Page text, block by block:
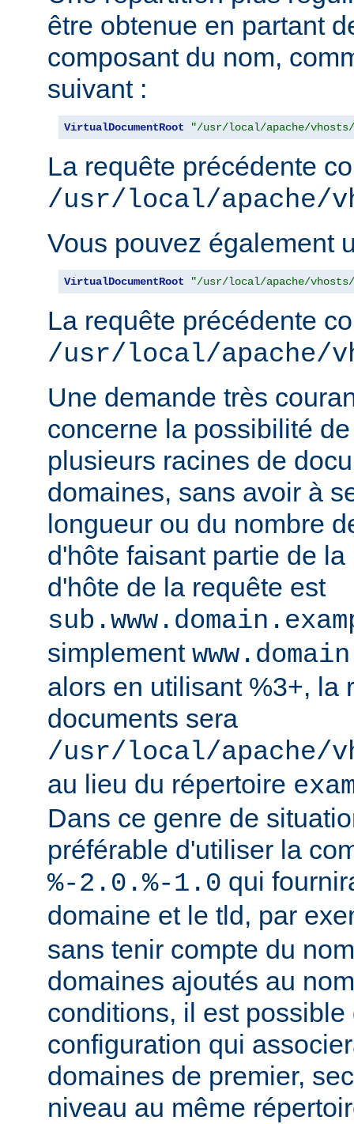
être obtenue en partant
composant du nom,
suivant :
VirtualDocumentRoot "/usr/local/apache/vhosts/
La requête précédente
/usr/local/apache/
Vous pouvez également
VirtualDocumentRoot "/usr/local/apache/vhosts/
La requête précédente
/usr/local/apache/
Une demande très
concerne la possibilité
plusieurs racines de
domaines, sans avoir à
longueur ou du nombre
d'hôte faisant partie de
d'hôte de la requête est
simplement
alors en utilisant %3+, la
documents sera
/usr/local/apache/
au lieu du répertoire
Dans ce genre de
préférable d'utiliser la
%-2.0.%-1.0 qui
domaine et le tld, par
sans tenir compte du
domaines ajoutés au
conditions, il est
configuration qui
domaines de premier,
niveau au même